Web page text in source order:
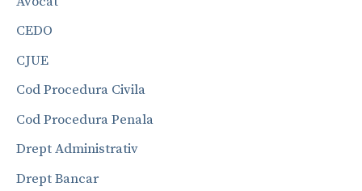
CEDO
CJUE
Cod Procedura Civila
Cod Procedura Penala
Drept Administrativ
Drept Bancar